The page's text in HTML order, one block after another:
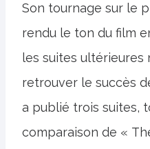
Son tournage sur le
rendu le ton du film
les suites ultérieures
retrouver le succès
a publié trois suites,
comparaison de «